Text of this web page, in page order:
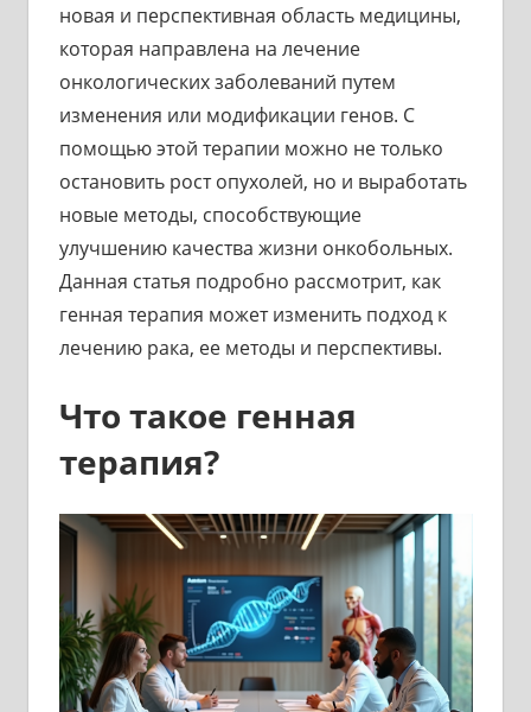
новая и перспективная область медицины,
которая направлена на лечение
онкологических заболеваний путем
изменения или модификации генов. С
помощью этой терапии можно не только
остановить рост опухолей, но и выработать
новые методы, способствующие
улучшению качества жизни онкобольных.
Данная статья подробно рассмотрит, как
генная терапия может изменить подход к
лечению рака, ее методы и перспективы.
Что такое генная
терапия?